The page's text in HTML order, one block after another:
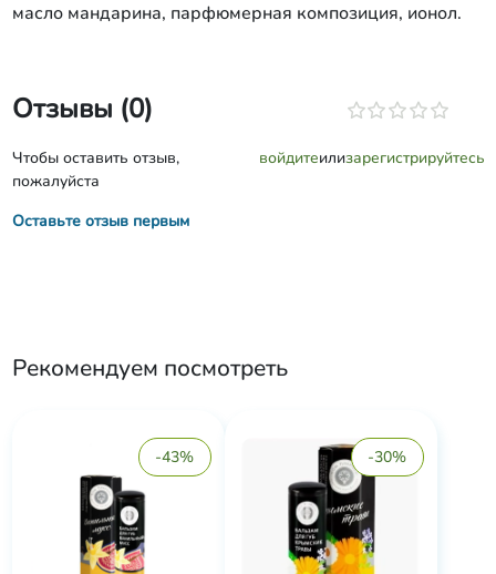
масло мандарина, парфюмерная композиция, ионол.
Отзывы (0)
Чтобы оставить отзыв,
пожалуйста
войдитеилизарегистрируйтесь
Оставьте отзыв первым
Рекомендуем посмотреть
-43% -30%